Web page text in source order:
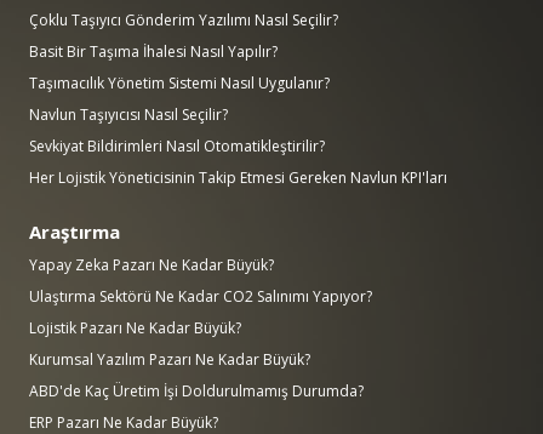
Çoklu Taşıyıcı Gönderim Yazılımı Nasıl Seçilir?
Basit Bir Taşıma İhalesi Nasıl Yapılır?
Taşımacılık Yönetim Sistemi Nasıl Uygulanır?
Navlun Taşıyıcısı Nasıl Seçilir?
Sevkiyat Bildirimleri Nasıl Otomatikleştirilir?
Her Lojistik Yöneticisinin Takip Etmesi Gereken Navlun KPI'ları
Araştırma
Yapay Zeka Pazarı Ne Kadar Büyük?
Ulaştırma Sektörü Ne Kadar CO2 Salınımı Yapıyor?
Lojistik Pazarı Ne Kadar Büyük?
Kurumsal Yazılım Pazarı Ne Kadar Büyük?
ABD'de Kaç Üretim İşi Doldurulmamış Durumda?
ERP Pazarı Ne Kadar Büyük?